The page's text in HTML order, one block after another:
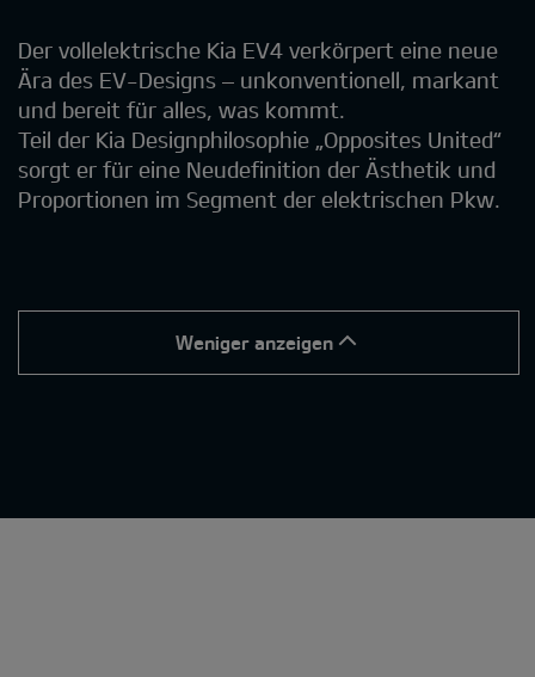
Der vollelektrische Kia EV4 verkörpert eine neue
Ära des EV-Designs – unkonventionell, markant
und bereit für alles, was kommt.
Teil der Kia Designphilosophie „Opposites United“
sorgt er für eine Neudefinition der Ästhetik und
Proportionen im Segment der elektrischen Pkw.
Weniger anzeigen